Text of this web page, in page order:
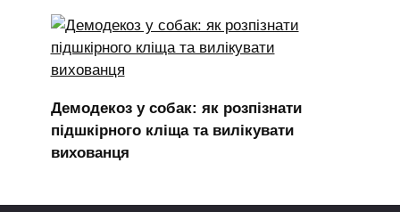
Демодекоз у собак: як розпізнати
підшкірного кліща та вилікувати
вихованця